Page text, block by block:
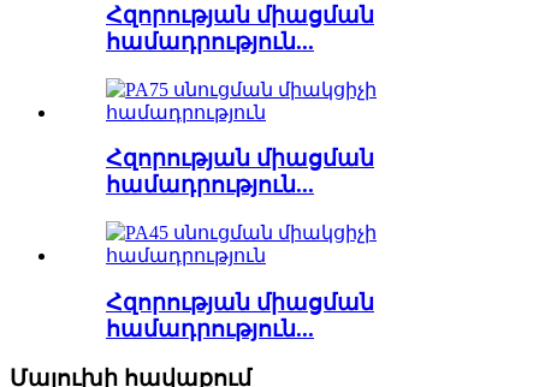
Հզորության միացման
համադրություն...
Հզորության միացման
համադրություն...
Հզորության միացման
համադրություն...
Մալուխի հավաքում